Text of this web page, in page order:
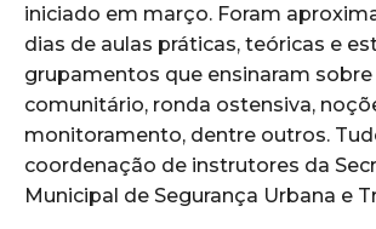
iniciado em março. Foram
dias de aulas práticas, teóricas e
grupamentos que ensinaram
comunitário, ronda ostensiva,
monitoramento, dentre outros.
coordenação de instrutores da
Municipal de Segurança Urbana e